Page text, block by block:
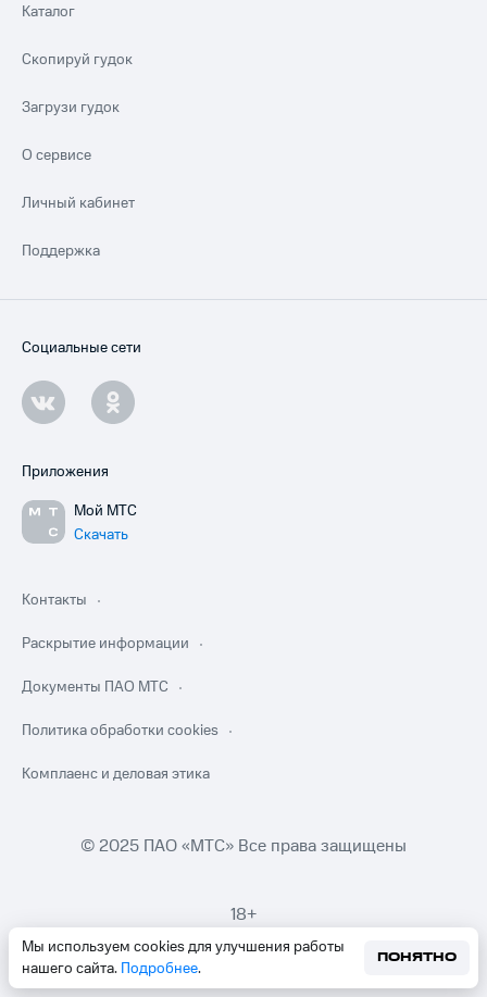
Мы используем cookies для улучшения работы
нашего сайта. Подробнее.
ПОНЯТНО
Каталог
Скопируй гудок
Загрузи гудок
О сервисе
Личный кабинет
Поддержка
Социальные сети
Приложения
Мой МТС
Скачать
Контакты
Раскрытие информации
Документы ПАО МТС
Политика обработки cookies
Комплаенс и деловая этика
© 2025 ПАО «МТС» Все права защищены
18+